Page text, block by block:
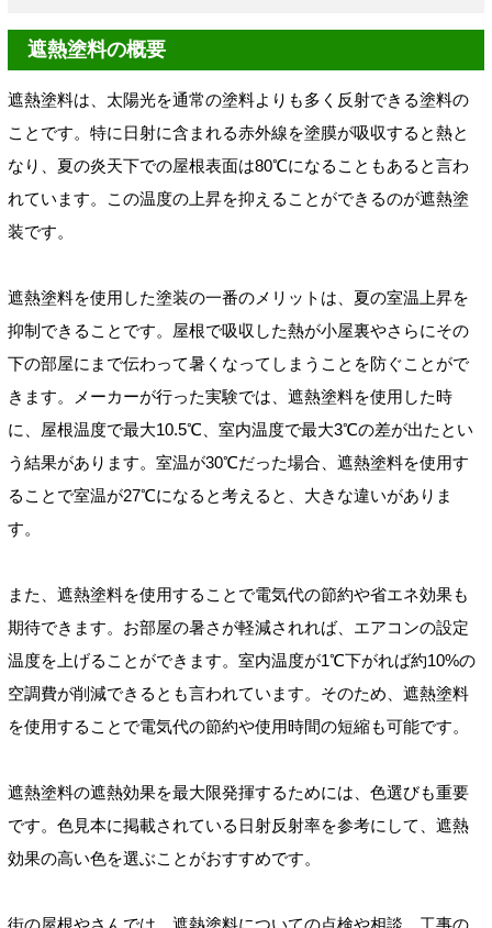
遮熱塗料の概要
遮熱塗料は、太陽光を通常の塗料よりも多く反射できる塗料の
ことです。特に日射に含まれる赤外線を塗膜が吸収すると熱と
なり、夏の炎天下での屋根表面は80℃になることもあると言わ
れています。この温度の上昇を抑えることができるのが遮熱塗
装です。
遮熱塗料を使用した塗装の一番のメリットは、夏の室温上昇を
抑制できることです。屋根で吸収した熱が小屋裏やさらにその
下の部屋にまで伝わって暑くなってしまうことを防ぐことがで
きます。メーカーが行った実験では、遮熱塗料を使用した時
に、屋根温度で最大10.5℃、室内温度で最大3℃の差が出たとい
う結果があります。室温が30℃だった場合、遮熱塗料を使用す
ることで室温が27℃になると考えると、大きな違いがありま
す。
また、遮熱塗料を使用することで電気代の節約や省エネ効果も
期待できます。お部屋の暑さが軽減されれば、エアコンの設定
温度を上げることができます。室内温度が1℃下がれば約10%の
空調費が削減できるとも言われています。そのため、遮熱塗料
を使用することで電気代の節約や使用時間の短縮も可能です。
遮熱塗料の遮熱効果を最大限発揮するためには、色選びも重要
です。色見本に掲載されている日射反射率を参考にして、遮熱
効果の高い色を選ぶことがおすすめです。
街の屋根やさんでは、遮熱塗料についての点検や相談、工事の